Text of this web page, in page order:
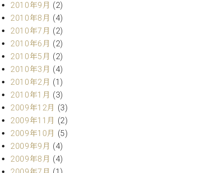
2010年9月 (2)
2010年8月 (4)
2010年7月 (2)
2010年6月 (2)
2010年5月 (2)
2010年3月 (4)
2010年2月 (1)
2010年1月 (3)
2009年12月 (3)
2009年11月 (2)
2009年10月 (5)
2009年9月 (4)
2009年8月 (4)